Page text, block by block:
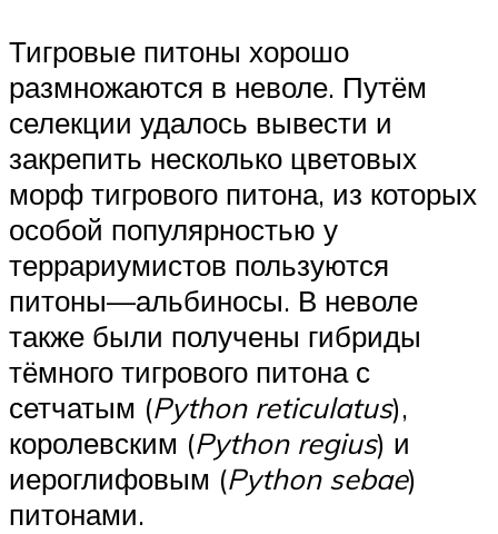
Тигровые питоны хорошо
размножаются в неволе. Путём
селекции удалось вывести и
закрепить несколько цветовых
морф тигрового питона, из которых
особой популярностью у
террариумистов пользуются
питоны—альбиносы. В неволе
также были получены гибриды
тёмного тигрового питона с
сетчатым (Python reticulatus),
королевским (Python regius) и
иероглифовым (Python sebae)
питонами.